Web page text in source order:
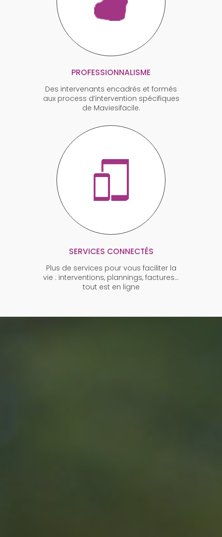
PROFESSIONNALISME
Des intervenants encadrés et formés
aux process d’intervention spécifiques
de Maviesifacile.
SERVICES CONNECTÉS
Plus de services pour vous faciliter la
vie : interventions, plannings, factures…
tout est en ligne